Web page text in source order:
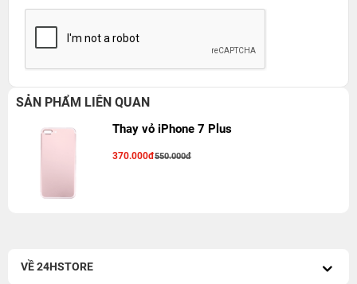
SẢN PHẨM LIÊN QUAN
Thay vỏ iPhone 7 Plus
370.000đ550.000đ
VỀ 24HSTORE